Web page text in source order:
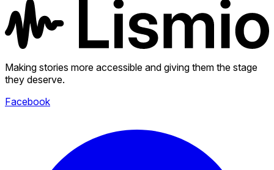
Making stories more accessible and giving them the stage
they deserve.
Facebook